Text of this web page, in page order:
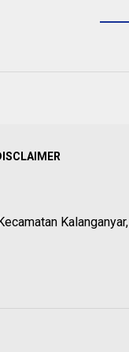
Kalanganyar,